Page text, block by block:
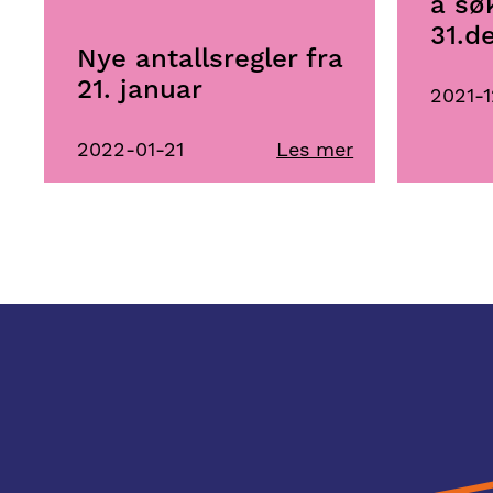
Nye antallsregler fra
21. januar
2022-01-21 Les mer
2021-